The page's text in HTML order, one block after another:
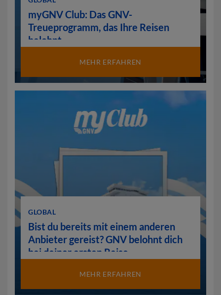
myGNV Club: Das GNV-
Treueprogramm, das Ihre Reisen
belohnt
MEHR ERFAHREN
GLOBAL
Bist du bereits mit einem anderen
Anbieter gereist? GNV belohnt dich
bei deiner ersten Reise.
MEHR ERFAHREN